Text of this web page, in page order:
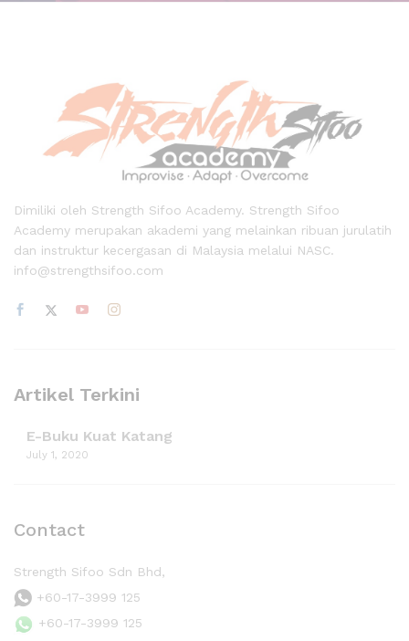
Dimiliki oleh Strength Sifoo Academy. Strength Sifoo
Academy merupakan akademi yang melainkan ribuan jurulatih
dan instruktur kecergasan di Malaysia melalui NASC.
info@strengthsifoo.com
Artikel Terkini
E-Buku Kuat Katang
July 1, 2020
Contact
Strength Sifoo Sdn Bhd,
+60-17-3999 125
+60-17-3999 125